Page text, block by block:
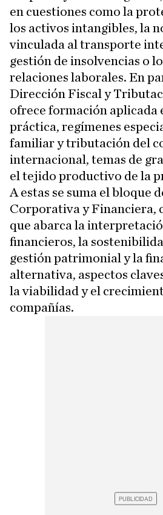
en cuestiones como la
los activos intangibles, la
vinculada al transporte
gestión de insolvencias o
relaciones laborales. En
Dirección Fiscal y
ofrece formación aplicada
práctica, regímenes
familiar y tributación del
internacional, temas de
el tejido productivo de la
A estas se suma el bloque
Corporativa y Financiera,
que abarca la
financieros, la
gestión patrimonial y la
alternativa, aspectos
la viabilidad y el
compañías.